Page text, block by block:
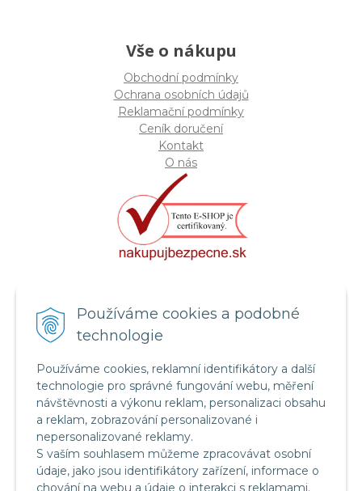
Používáme cookies a podobné
technologie
Používáme cookies, reklamní identifikátory a další
technologie pro správné fungování webu, měření
návštěvnosti a výkonu reklam, personalizaci obsahu
a reklam, zobrazování personalizované i
nepersonalizované reklamy.
S vaším souhlasem můžeme zpracovávat osobní
údaje, jako jsou identifikátory zařízení, informace o
chování na webu a údaje o interakci s reklamami.
Vše o nákupu
Obchodní podmínky
Ochrana osobních údajů
Reklamační podmínky
Ceník doručení
Kontakt
O nás
Certifikát systému bezpečnosti
potravin FSSC 22000